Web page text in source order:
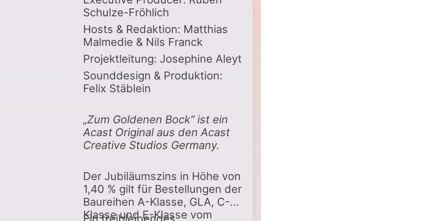
Schulze-Fröhlich
Hosts & Redaktion: Matthias
Malmedie & Nils Franck
Projektleitung: Josephine Aleyt
Sounddesign & Produktion:
Felix Stäblein
„Zum Goldenen Bock“ ist ein
Acast Original aus den Acast
Creative Studios Germany.
Der Jubiläumszins in Höhe von
1,40 % gilt für Bestellungen der
Baureihen A-Klasse, GLA, C-
Klasse und E-Klasse vom